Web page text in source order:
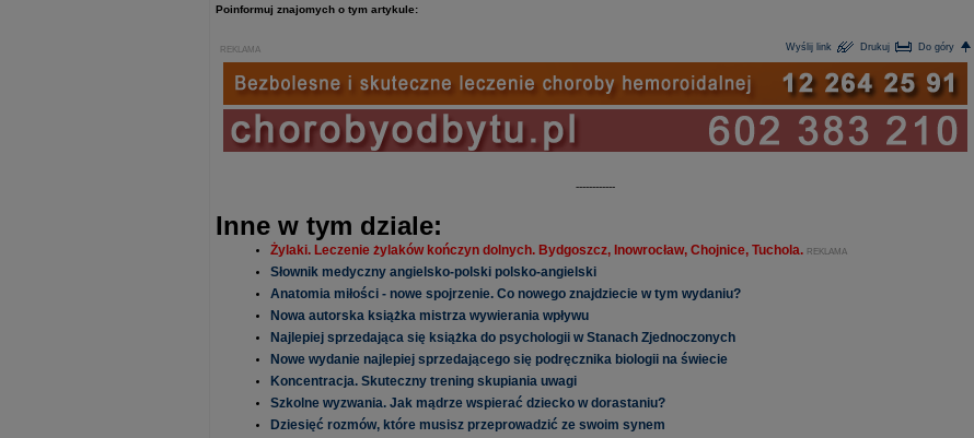
Poinformuj znajomych o tym artykule:
Wyślij link Drukuj Do góry
REKLAMA
------------
Inne w tym dziale:
Żylaki. Leczenie żylaków kończyn dolnych. Bydgoszcz, Inowrocław, Chojnice, Tuchola. REKLAMA
Słownik medyczny angielsko-polski polsko-angielski
Anatomia miłości - nowe spojrzenie. Co nowego znajdziecie w tym wydaniu?
Nowa autorska książka mistrza wywierania wpływu
Najlepiej sprzedająca się książka do psychologii w Stanach Zjednoczonych
Nowe wydanie najlepiej sprzedającego się podręcznika biologii na świecie
Koncentracja. Skuteczny trening skupiania uwagi
Szkolne wyzwania. Jak mądrze wspierać dziecko w dorastaniu?
Dziesięć rozmów, które musisz przeprowadzić ze swoim synem